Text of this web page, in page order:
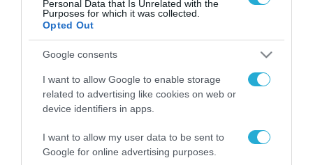
Personal Data that Is Unrelated with the
Purposes for which it was collected.
Opted Out
Google consents
I want to allow Google to enable storage
related to advertising like cookies on web or
device identifiers in apps.
I want to allow my user data to be sent to
Google for online advertising purposes.
ΡΟΗ ΕΙΔΗΣΕΩΝ
Το χρηματοδοτούμενο
από την ΕΕ έργο “The
Gaming Police”
ενισχύει την ασφάλεια
των παιδιών στο
διαδίκτυο
31.07.2026
ΑΑΔΕ: Διευκρινίσεις
για τα πρόστιμα σε